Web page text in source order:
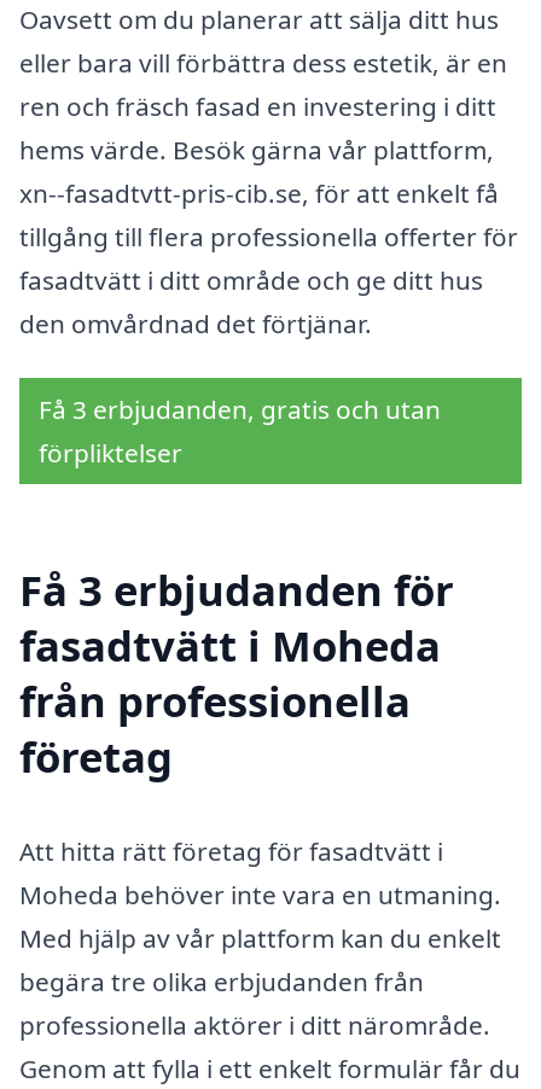
Oavsett om du planerar att sälja ditt hus
eller bara vill förbättra dess estetik, är en
ren och fräsch fasad en investering i ditt
hems värde. Besök gärna vår plattform,
xn--fasadtvtt-pris-cib.se, för att enkelt få
tillgång till flera professionella offerter för
fasadtvätt i ditt område och ge ditt hus
den omvårdnad det förtjänar.
Få 3 erbjudanden, gratis och utan
förpliktelser
Få 3 erbjudanden för
fasadtvätt i Moheda
från professionella
företag
Att hitta rätt företag för fasadtvätt i
Moheda behöver inte vara en utmaning.
Med hjälp av vår plattform kan du enkelt
begära tre olika erbjudanden från
professionella aktörer i ditt närområde.
Genom att fylla i ett enkelt formulär får du